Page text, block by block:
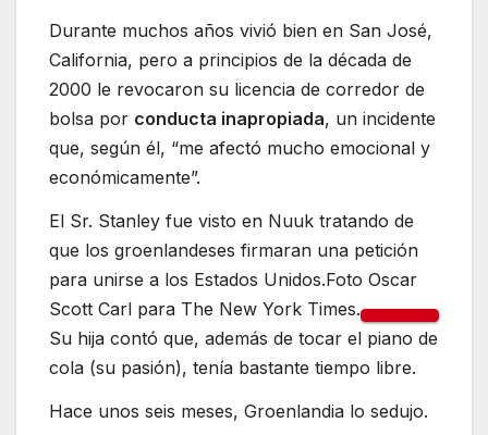
Durante muchos años vivió bien en San José,
California, pero a principios de la década de
2000 le revocaron su licencia de corredor de
bolsa por conducta inapropiada, un incidente
que, según él, “me afectó mucho emocional y
económicamente”.
El Sr. Stanley fue visto en Nuuk tratando de
que los groenlandeses firmaran una petición
para unirse a los Estados Unidos.Foto Oscar
Scott Carl para The New York Times.
Su hija contó que, además de tocar el piano de
cola (su pasión), tenía bastante tiempo libre.
Hace unos seis meses, Groenlandia lo sedujo.